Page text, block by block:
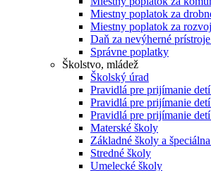
Miestny poplatok za
Miestny poplatok za rozvoj
Daň za nevýherné
Správne poplatky
Školstvo, mládež
Školský úrad
Pravidlá pre prijímanie
Pravidlá pre prijímanie
Pravidlá pre prijímanie
Materské školy
Základné školy a
Stredné školy
Umelecké školy